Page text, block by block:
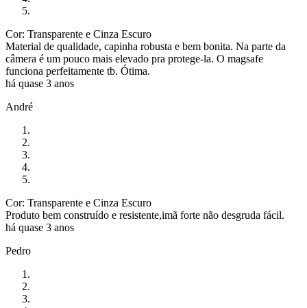
Cor: Transparente e Cinza Escuro
Material de qualidade, capinha robusta e bem bonita. Na parte da
câmera é um pouco mais elevado pra protege-la. O magsafe
funciona perfeitamente tb. Ótima.
há quase 3 anos
André
Cor: Transparente e Cinza Escuro
Produto bem construído e resistente,imã forte não desgruda fácil.
há quase 3 anos
Pedro